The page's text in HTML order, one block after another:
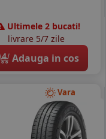
Ultimele 2 bucati!
livrare 5/7 zile
4 Adauga in cos
Vara